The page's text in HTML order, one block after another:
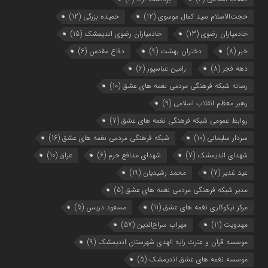
حجت‌الاسلام سید کمال موسوی (12) حمیده بزرگی (12)
خادمیاران رضوی (13) خادمیاران رضوی اندیمشک (15)
خبر (8) دختران بهشت (9) دفاع مقدس (6)
دهه فجر (8) رامین عباسپور (6)
رسانه شبکه فرهنگی مردمی نغمه های عشق (10)
رهبر معظم انقلاب اسلامی (9)
روابط عمومی شبکه فرهنگی نغمه های عشق (7)
سردار سلیمانی (10) شبکه فرهنگی مردمی نغمه های عشق (16)
شهدای اندیمشک (7) شهدای مدافع حرم (6) عراق (10)
عید غدیر (7) محمد رشیدیان (19)
مدیر شبکه فرهنگی مردمی نغمه های عشق (5)
مرکز نیکوکاری نغمه های عشق (11) مسعود دریس (5)
مهدویت (11) مهراب سراج‌الدین (57)
موسسه قرآن و عترت رایه الهدی شهرستان اندیمشک (9)
موسسه نغمه های عشق اندیمشک (5)